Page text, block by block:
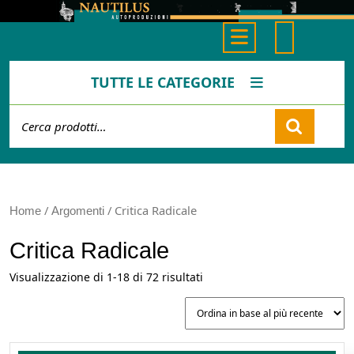
Button
TUTTE LE CATEGORIE
Cart
Home / Argomenti / Critica Radicale
Critica Radicale
Visualizzazione di 1-18 di 72 risultati
in
base
al
più